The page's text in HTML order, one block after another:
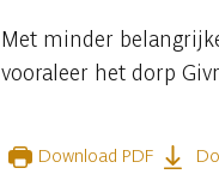
Met minder
vooraleer het dorp
Download PDF